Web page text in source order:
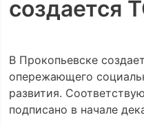
создается
В Прокопьевске
опережающего
развития.
подписано в начале